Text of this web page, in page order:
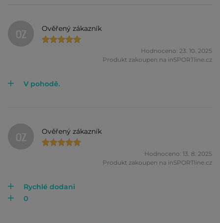
OZ Ověřený zákazník
Hodnoceno: 23. 10. 2025
Produkt zakoupen na inSPORTline.cz
V pohodě.
OZ Ověřený zákazník
Hodnoceno: 13. 8. 2025
Produkt zakoupen na inSPORTline.cz
Rychlé dodani
0